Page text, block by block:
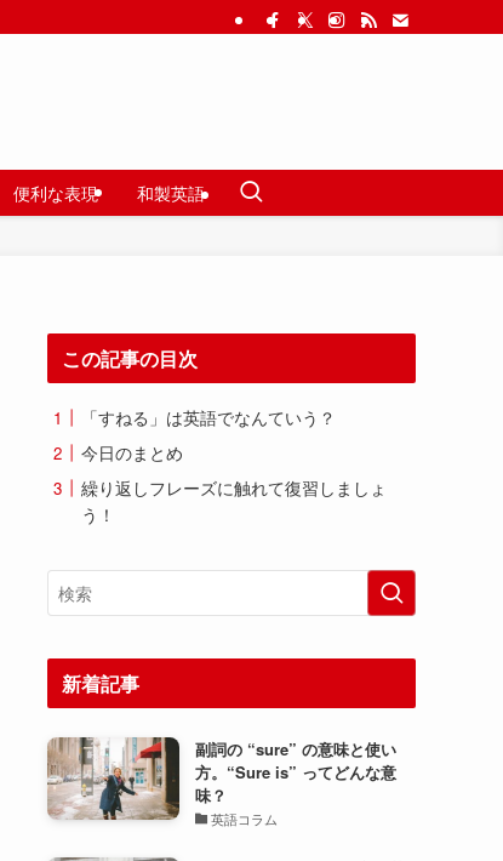
便利な表現 和製英語
この記事の目次
「すねる」は英語でなんていう？
今日のまとめ
繰り返しフレーズに触れて復習しましょ
う！
新着記事
副詞の “sure” の意味と使い
方。“Sure is” ってどんな意
味？
英語コラム